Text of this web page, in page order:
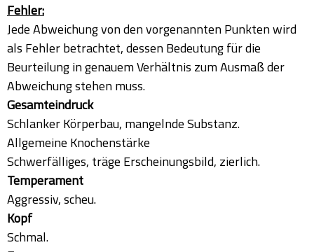
Fehler:
Jede Abweichung von den vorgenannten Punkten wird
als Fehler betrachtet, dessen Bedeutung für die
Beurteilung in genauem Verhältnis zum Ausmaß der
Abweichung stehen muss.
Gesamteindruck
Schlanker Körperbau, mangelnde Substanz.
Allgemeine Knochenstärke
Schwerfälliges, träge Erscheinungsbild, zierlich.
Temperament
Aggressiv, scheu.
Kopf
Schmal.